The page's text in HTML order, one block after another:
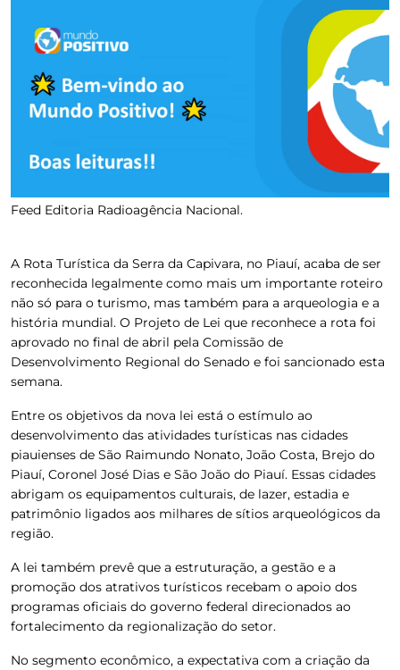
Feed Editoria Radioagência Nacional.
A Rota Turística da Serra da Capivara, no Piauí, acaba de ser
reconhecida legalmente como mais um importante roteiro
não só para o turismo, mas também para a arqueologia e a
história mundial. O Projeto de Lei que reconhece a rota foi
aprovado no final de abril pela Comissão de
Desenvolvimento Regional do Senado e foi sancionado esta
semana.
Entre os objetivos da nova lei está o estímulo ao
desenvolvimento das atividades turísticas nas cidades
piauienses de São Raimundo Nonato, João Costa, Brejo do
Piauí, Coronel José Dias e São João do Piauí. Essas cidades
abrigam os equipamentos culturais, de lazer, estadia e
patrimônio ligados aos milhares de sítios arqueológicos da
região.
A lei também prevê que a estruturação, a gestão e a
promoção dos atrativos turísticos recebam o apoio dos
programas oficiais do governo federal direcionados ao
fortalecimento da regionalização do setor.
No segmento econômico, a expectativa com a criação da